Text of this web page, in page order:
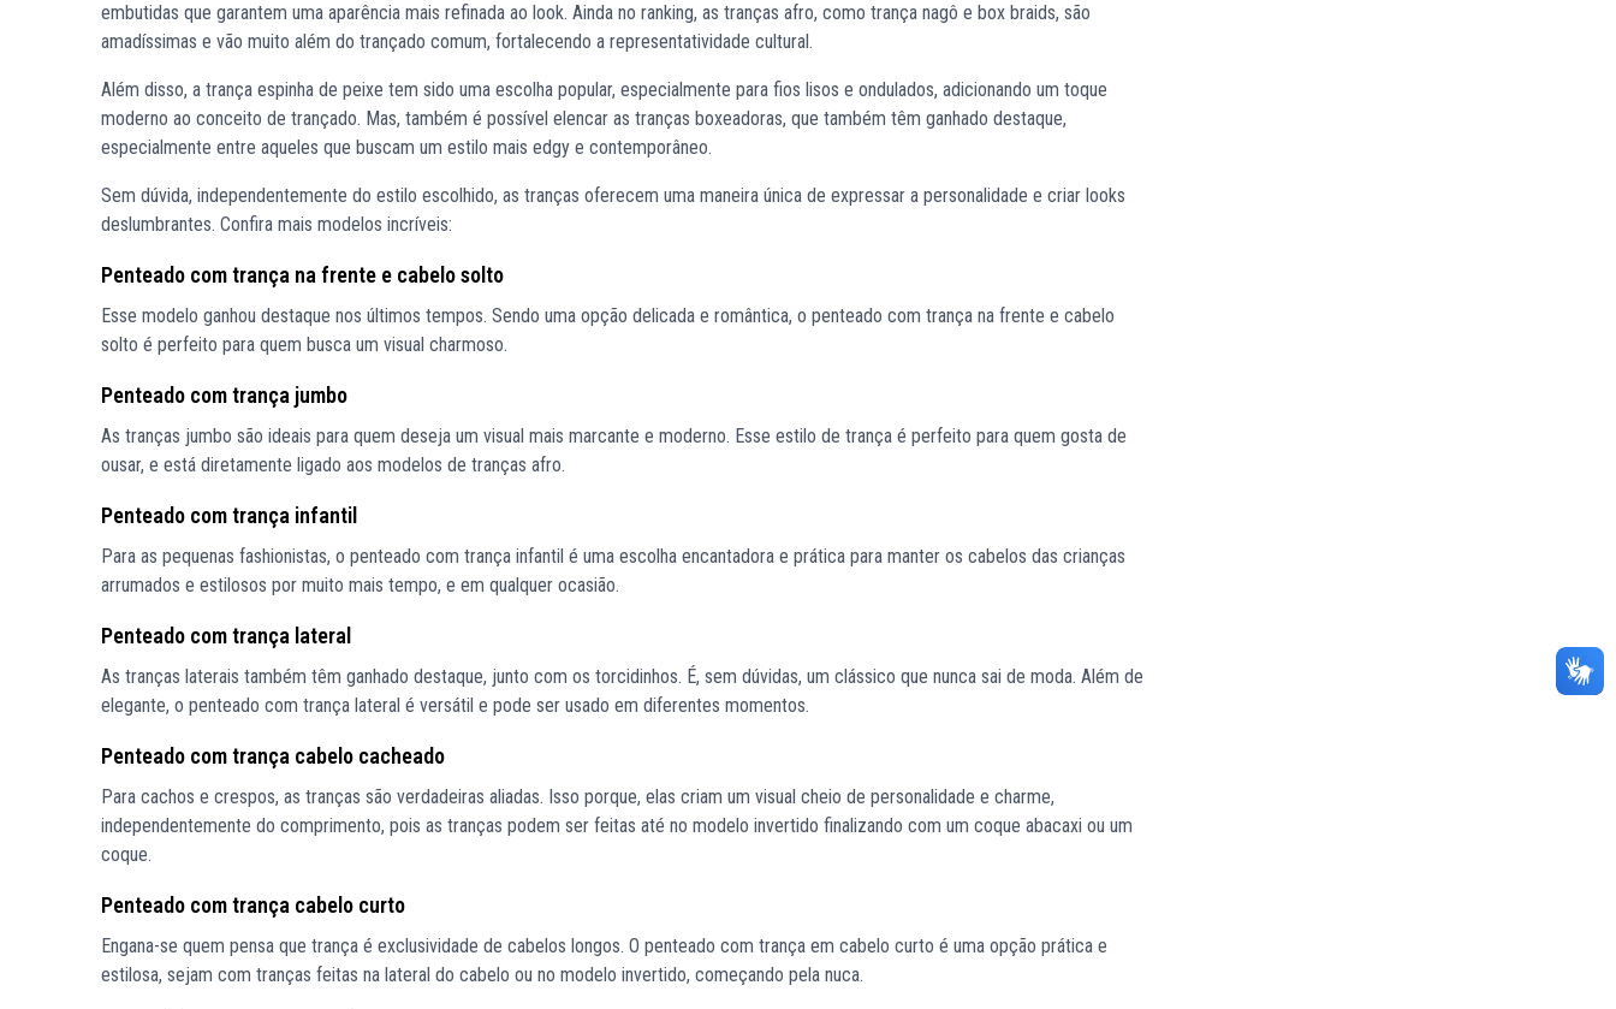
embutidas que garantem uma aparência mais refinada ao look. Ainda no ranking, as tranças afro, como trança nagô e box braids, são
amadíssimas e vão muito além do trançado comum, fortalecendo a representatividade cultural.
Além disso, a trança espinha de peixe tem sido uma escolha popular, especialmente para fios lisos e ondulados, adicionando um toque
moderno ao conceito de trançado. Mas, também é possível elencar as tranças boxeadoras, que também têm ganhado destaque,
especialmente entre aqueles que buscam um estilo mais edgy e contemporâneo.
Sem dúvida, independentemente do estilo escolhido, as tranças oferecem uma maneira única de expressar a personalidade e criar looks
deslumbrantes. Confira mais modelos incríveis:
Penteado com trança na frente e cabelo solto
Esse modelo ganhou destaque nos últimos tempos. Sendo uma opção delicada e romântica, o penteado com trança na frente e cabelo
solto é perfeito para quem busca um visual charmoso.
Penteado com trança jumbo
As tranças jumbo são ideais para quem deseja um visual mais marcante e moderno. Esse estilo de trança é perfeito para quem gosta de
ousar, e está diretamente ligado aos modelos de tranças afro.
Penteado com trança infantil
Para as pequenas fashionistas, o penteado com trança infantil é uma escolha encantadora e prática para manter os cabelos das crianças
arrumados e estilosos por muito mais tempo, e em qualquer ocasião.
Penteado com trança lateral
As tranças laterais também têm ganhado destaque, junto com os torcidinhos. É, sem dúvidas, um clássico que nunca sai de moda. Além de
elegante, o penteado com trança lateral é versátil e pode ser usado em diferentes momentos.
Penteado com trança cabelo cacheado
Para cachos e crespos, as tranças são verdadeiras aliadas. Isso porque, elas criam um visual cheio de personalidade e charme,
independentemente do comprimento, pois as tranças podem ser feitas até no modelo invertido finalizando com um coque abacaxi ou um
coque.
Penteado com trança cabelo curto
Engana-se quem pensa que trança é exclusividade de cabelos longos. O penteado com trança em cabelo curto é uma opção prática e
estilosa, sejam com tranças feitas na lateral do cabelo ou no modelo invertido, começando pela nuca.